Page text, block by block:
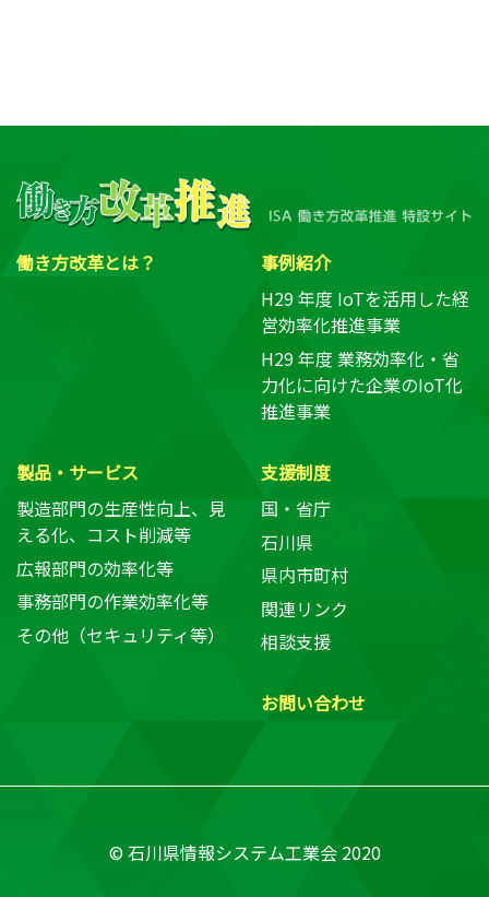
働き方改革とは？
事例紹介
H29 年度 IoTを活用した経
営効率化推進事業
H29 年度 業務効率化・省
力化に向けた企業のIoT化
推進事業
製品・サービス
製造部門の生産性向上、見
える化、コスト削減等
広報部門の効率化等
事務部門の作業効率化等
その他（セキュリティ等）
支援制度
国・省庁
石川県
県内市町村
関連リンク
相談支援
お問い合わせ
© 石川県情報システム工業会 2020